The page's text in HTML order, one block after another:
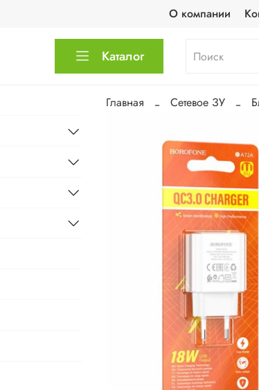
О компании
Каталог
Главная Сетевое ЗУ